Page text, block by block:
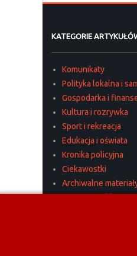
KATEGORIE
Komunikaty
Polityka lokalna i
Gospodarka i
Kultura i rozrywka
Sport i rekreacja
Edukacja i oświata
Kronika policyjna
Ciekawostki
Archiwalne